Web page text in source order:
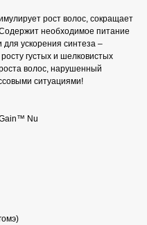
рост волос, сокращает
необходимое питание
для ускорения синтеза –
густых и шелковистых
волос, нарушенный
ситуациями!
Nu